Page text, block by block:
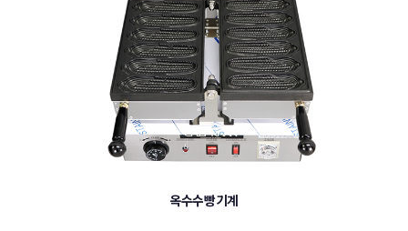
옥수수빵기계